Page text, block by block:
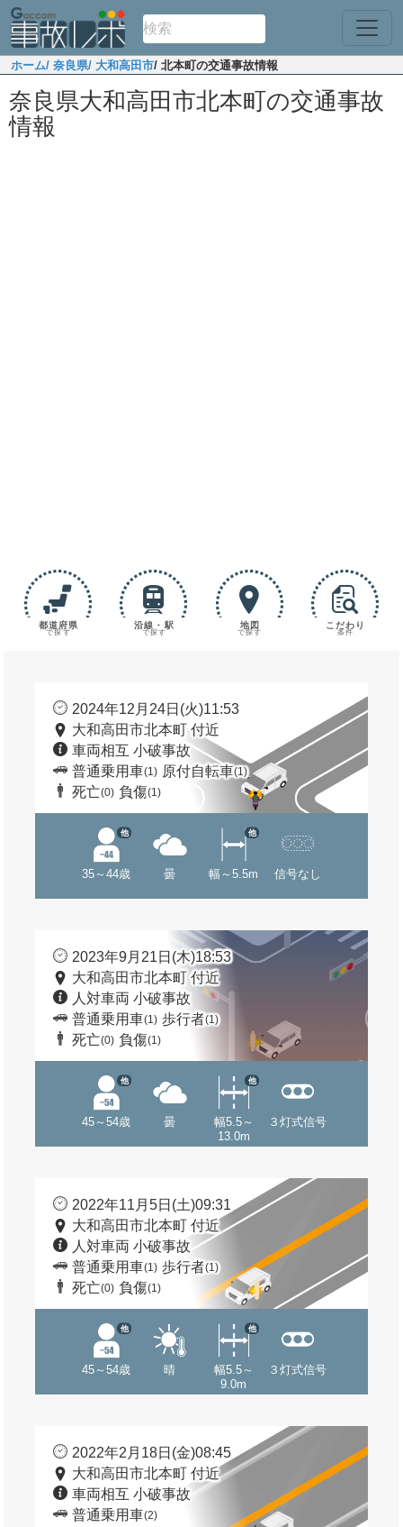
ホーム/ 奈良県/ 大和高田市/ 北本町の交通事故情報
奈良県大和高田市北本町の交通事故
情報
都道府県
で探す
沿線・駅
で探す
地図
で探す
こだわり
条件
2024年12月24日(火)11:53
大和高田市北本町 付近
車両相互 小破事故
普通乗用車(1) 原付自転車(1)
死亡(0) 負傷(1)
35～44歳
他
曇 幅～5.5m
他
信号なし
2023年9月21日(木)18:53
大和高田市北本町 付近
人対車両 小破事故
普通乗用車(1) 歩行者(1)
死亡(0) 負傷(1)
45～54歳
他
曇
幅5.5～
13.0m
他
３灯式信号
2022年11月5日(土)09:31
大和高田市北本町 付近
人対車両 小破事故
普通乗用車(1) 歩行者(1)
死亡(0) 負傷(1)
45～54歳
他
晴
幅5.5～
9.0m
他
３灯式信号
2022年2月18日(金)08:45
大和高田市北本町 付近
車両相互 小破事故
普通乗用車(2)